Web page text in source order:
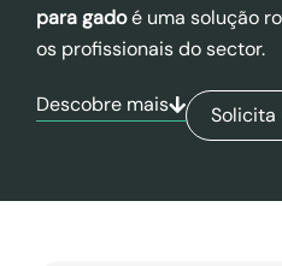
para gadoé uma solução
os profissionais do sector.
Descobre mais Solicita